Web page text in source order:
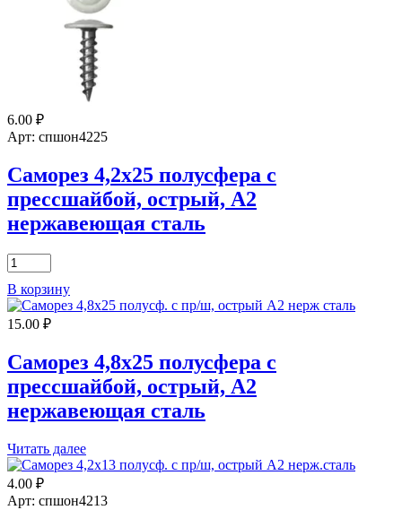
прессшайбой,
нержавеющая
6.00 ₽
Арт: спшон4225
Саморез 4,2х25 полусфера с
прессшайбой, острый, А2
нержавеющая сталь
Количество
товара
Саморез
4,2х25
полусфера
прессшайбой,
острый,
А2
нержавеющая
сталь
В корзину
15.00 ₽
Саморез 4,8х25 полусфера с
прессшайбой, острый, А2
нержавеющая сталь
Читать далее
4.00 ₽
Арт: спшон4213